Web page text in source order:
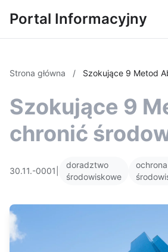
Portal Informacyjny
Strona główna / Szokujące 9 Metod
Szokujące 9
chronić
30.11.-0001
doradztwo
środowiskowe
ochrona